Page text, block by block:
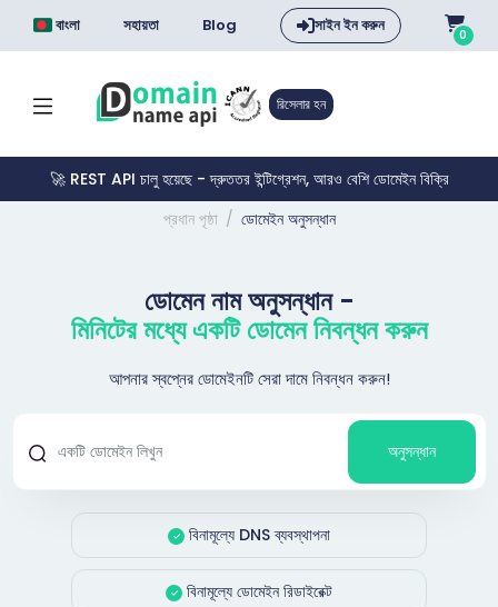
বাংলা সহায়তা Blog সাইন ইন করুন 0
রিসেলার হন
🚀 REST API চালু হয়েছে - দ্রুততর ইন্টিগ্রেশন, আরও বেশি ডোমেইন বিক্রি
প্রধান পৃষ্ঠা
ডোমেইন অনুসন্ধান
ডোমেন নাম অনুসন্ধান -
মিনিটের মধ্যে একটি ডোমেন নিবন্ধন করুন
আপনার স্বপ্নের ডোমেইনটি সেরা দামে নিবন্ধন করুন!
অনুসন্ধান
বিনামূল্যে DNS ব্যবস্থাপনা
বিনামূল্যে ডোমেইন রিডাইরেক্ট